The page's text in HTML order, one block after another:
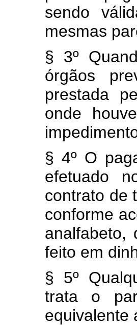
sendo
mesmas
§ 3º
órgãos
prestada
onde
§ 4º O
efetuado
contrato de
conforme
analfabeto,
feito em
§ 5º
trata o
equivalente